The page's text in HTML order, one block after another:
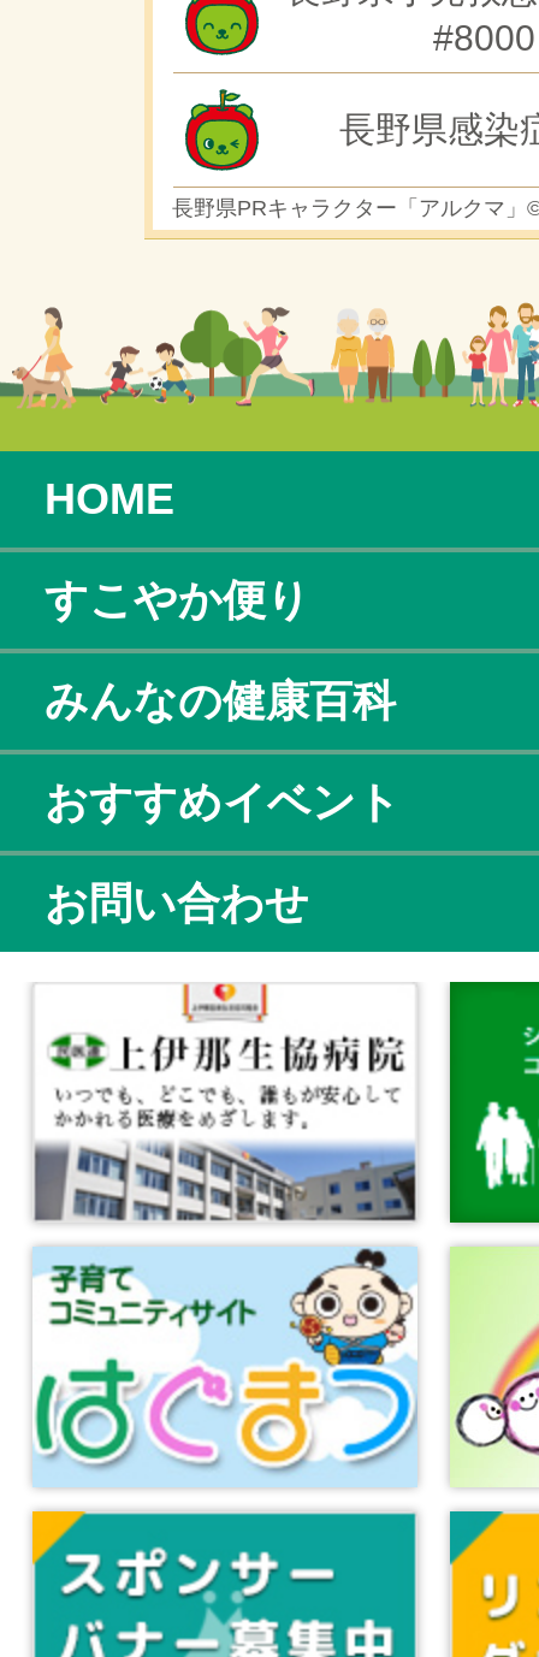
#8000
長野県感染
長野県PRキャラクター「アルクマ」
HOME
すこやか便り
みんなの健康百科
おすすめイベント
お問い合わせ